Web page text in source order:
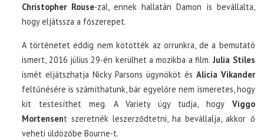
Christopher Rouse-zal, ennek hallatán Damon is bevállalta,
hogy eljátssza a főszerepet.
A történetet eddig nem kötötték az orrunkra, de a bemutató
ismert, 2016 július 29-én kerülhet a mozikba a film. Julia Stiles
ismét eljátszhatja Nicky Parsons ügynököt és Alicia Vikander
feltűnésére is számíthatunk, bár egyelőre nem ismeretes, hogy
kit testesíthet meg. A Variety úgy tudja, hogyViggo
Mortensent szeretnék leszerződtetni, ha bevállalja, akkor ő
veheti üldözőbe Bourne-t.